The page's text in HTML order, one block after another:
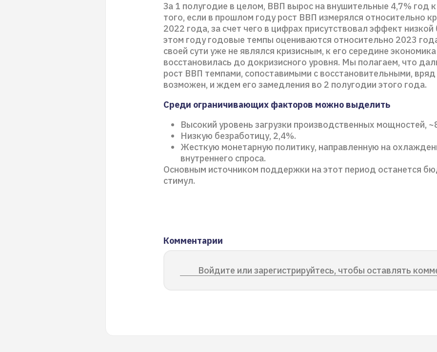
За 1 полугодие в целом, ВВП вырос на внушительные 4,7% год
того, если в прошлом году рост ВВП измерялся относительно
2022 года, за счет чего в цифрах присутствовал эффект низкой
этом году годовые темпы оцениваются относительно 2023
своей сути уже не являлся кризисным, к его середине экономика
восстановилась до докризисного уровня. Мы полагаем, что
рост ВВП темпами, сопоставимыми с восстановительными, вряд
возможен, и ждем его замедления во 2 полугодии этого года.
Среди ограничивающих факторов можно выделить
Высокий уровень загрузки производственных мощностей,
Низкую безработицу, 2,4%.
Жесткую монетарную политику, направленную на
внутреннего спроса.
Основным источником поддержки на этот период останется
стимул.
Комментарии
Войдите или зарегистрируйтесь, чтобы оставлять